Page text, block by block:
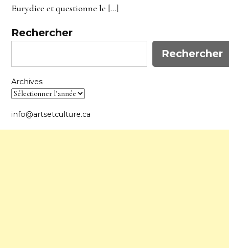
Eurydice et questionne le […]
Rechercher
Rechercher
Archives
info@artsetculture.ca